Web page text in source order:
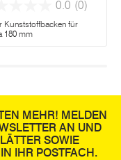
0.0 (0)
Kunststoffbacken für
180 mm
MEHR! MELDEN
AN UND
SOWIE
IHR POSTFACH.